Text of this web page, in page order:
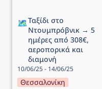
🗺️Ταξίδι στο
Ντουμπρόβνικ → 5
ημέρες από 308€,
αεροπορικά και
διαμονή
10/06/25 - 14/06/25
Θεσσαλονίκη